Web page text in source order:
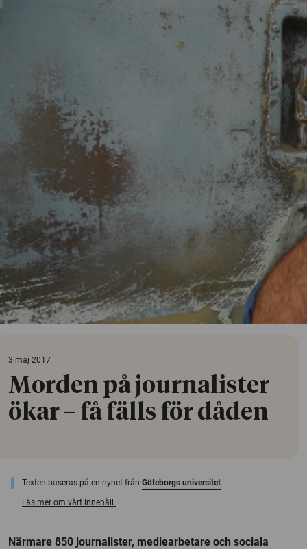
3 maj 2017
Morden på journalister
ökar – få fälls för dåden
Texten baseras på en nyhet från Göteborgs universitet
Läs mer om vårt innehåll.
Närmare 850 journalister, mediearbetare och sociala